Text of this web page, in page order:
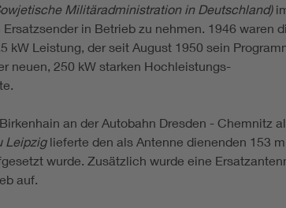
Militäradministration in Deutschland)
in Betrieb zu nehmen. 1946 waren
Leistung, der seit August 1950 sein
neuen, 250 kW starken Hochleistungs-
an der Autobahn Dresden - Chemnitz
Leipziglieferte den als Antenne dienenden 153
wurde. Zusätzlich wurde eine
auf.